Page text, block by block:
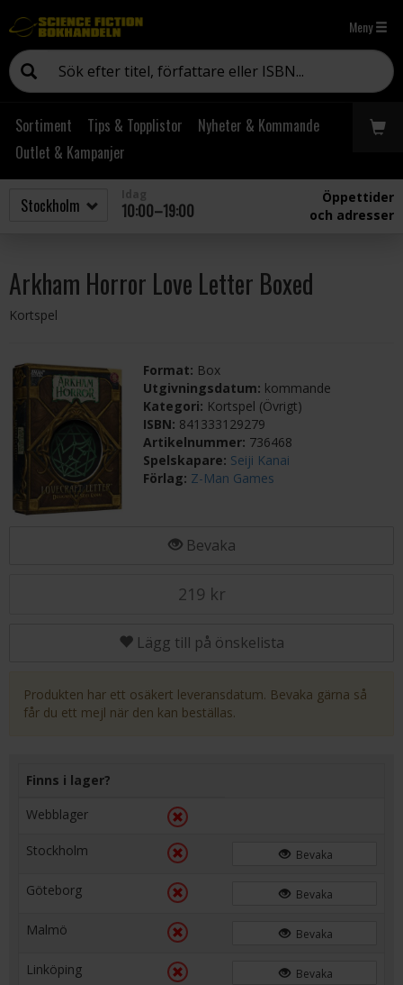
Meny
Sortiment Tips & Topplistor
Nyheter & Kommande
Outlet & Kampanjer
10:00–19:00
Öppettider
och adresser
Arkham Horror Love Letter Boxed
Kortspel
Format: Box
Utgivningsdatum: kommande
Kategori: Kortspel (Övrigt)
ISBN: 841333129279
Artikelnummer: 736468
Spelskapare: Seiji Kanai
Förlag: Z-Man Games
Bevaka
219 kr
Lägg till på önskelista
Produkten har ett osäkert leveransdatum. Bevaka gärna så
får du ett mejl när den kan beställas.
Finns i lager?
Webblager
Stockholm Bevaka
Göteborg Bevaka
Malmö Bevaka
Linköping Bevaka